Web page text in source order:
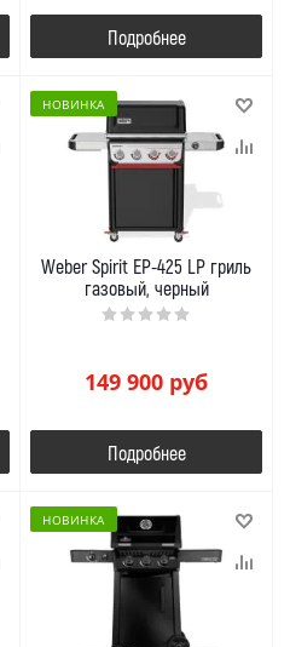
Подробнее
НОВИНКА
Weber Spirit EP-425 LP гриль
газовый, черный
149 900 руб
Подробнее
НОВИНКА